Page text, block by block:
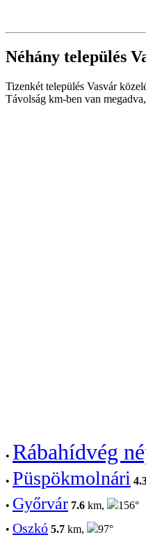
Néhány település
Tizenkét település Vasvár
Távolság km-ben van
• Rábahídvég
• Püspökmolnári
• Győrvár 7.6 km,
156°
• Oszkó 5.7 km,
97°